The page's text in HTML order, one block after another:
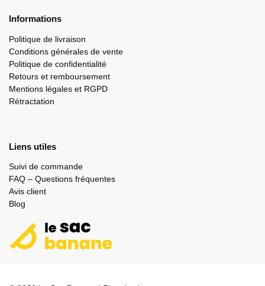
Informations
Politique de livraison
Conditions générales de vente
Politique de confidentialité
Retours et remboursement
Mentions légales et RGPD
Rétractation
Liens utiles
Suivi de commande
FAQ – Questions fréquentes
Avis client
Blog